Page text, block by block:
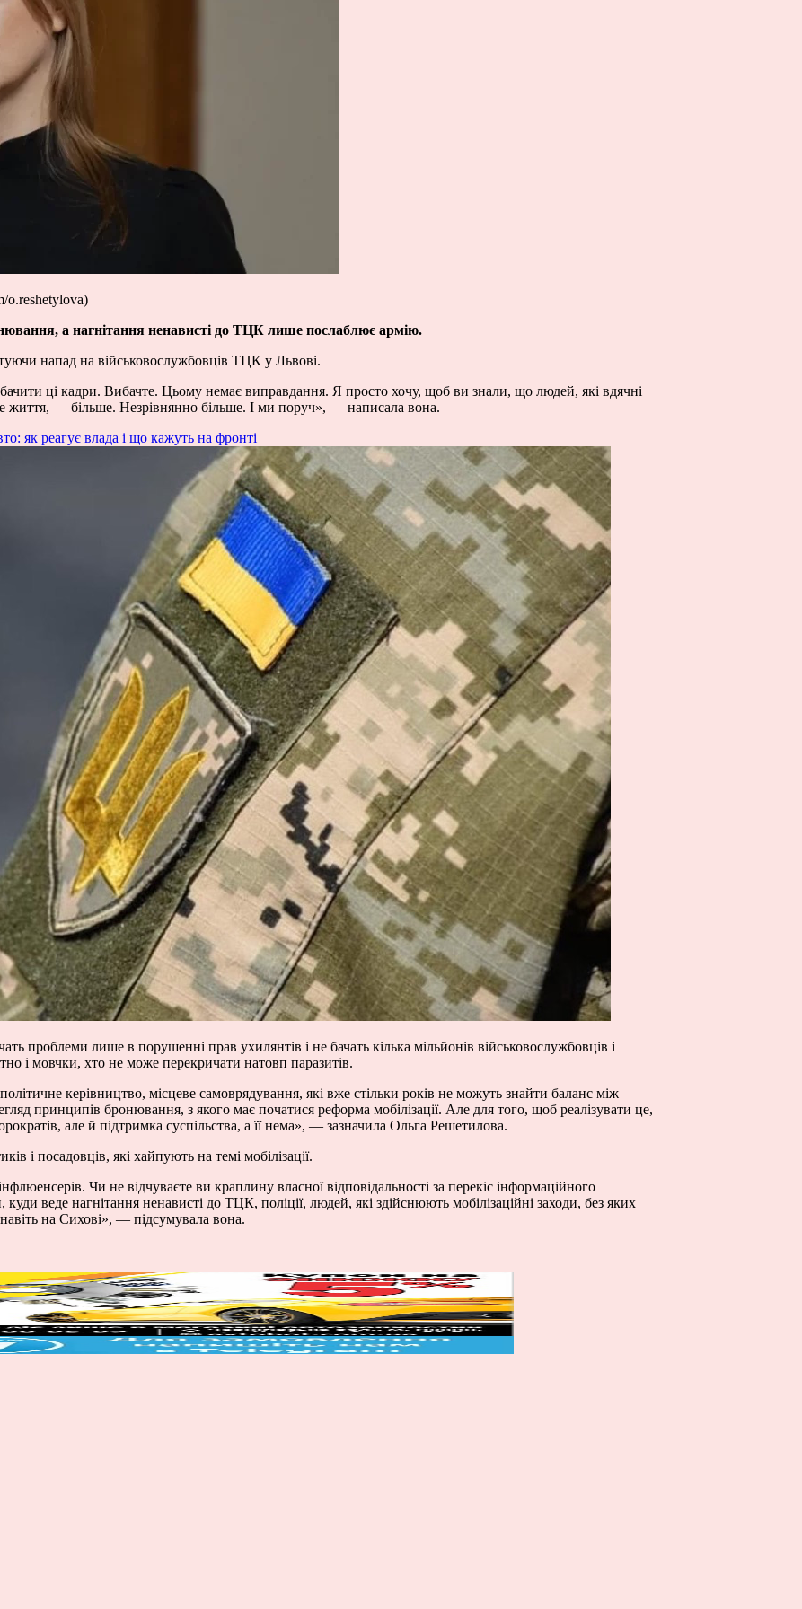
o.reshetylova)
а нагнітання ненависті до ТЦК лише послаблює армію.
напад на військовослужбовців ТЦК у Львові.
ці кадри. Вибачте. Цьому немає виправдання. Я просто хочу, щоб ви знали, що людей, які вдячні
життя, — більше. Незрівнянно більше. І ми поруч», — написала вона.
як реагує влада і що кажуть на фронті
проблеми лише в порушенні прав ухилянтів і не бачать кілька мільйонів військовослужбовців і
і мовчки, хто не може перекричати натовп паразитів.
керівництво, місцеве самоврядування, які вже стільки років не можуть знайти баланс між
принципів бронювання, з якого має початися реформа мобілізації. Але для того, щоб реалізувати це,
але й підтримка суспільства, а її нема», — зазначила Ольга Решетилова.
і посадовців, які хайпують на темі мобілізації.
Чи не відчуваєте ви краплину власної відповідальності за перекіс інформаційного
веде нагнітання ненависті до ТЦК, поліції, людей, які здійснюють мобілізаційні заходи, без яких
на Сихові», — підсумувала вона.